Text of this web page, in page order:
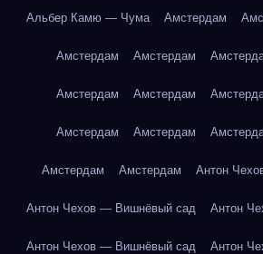
Альбер Камю — Чума Амстердам
Амстердам Амстердам
Амстердам Амстердам
Амстердам Амстердам
Амстердам Амстердам Антон
Антон Чехов — Вишнёвый сад Антон
Антон Чехов — Вишнёвый сад Антон